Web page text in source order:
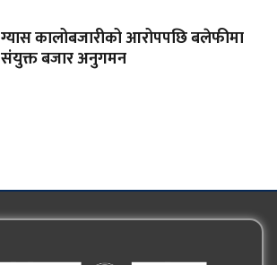
ग्यास कालोबजारीको आरोपपछि बलेफीमा
संयुक्त बजार अनुगमन